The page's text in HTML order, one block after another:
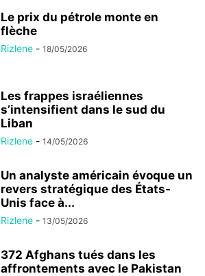
Le prix du pétrole monte en
flèche
Rizlene - 18/05/2026
Les frappes israéliennes
s’intensifient dans le sud du
Liban
Rizlene - 14/05/2026
Un analyste américain évoque un
revers stratégique des États-
Unis face à...
Rizlene - 13/05/2026
372 Afghans tués dans les
affrontements avec le Pakistan